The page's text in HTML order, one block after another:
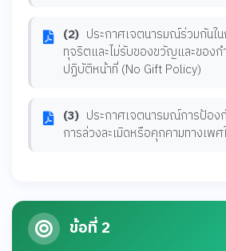
(2) ประกาศเจตนารมณ์ร่วมกันใ
ทุจริตและไม่รับของขวัญและของ
ปฏิบัติหน้าที่ (No Gift Policy)
(3) ประกาศเจตนารมณ์การป้อ
การล่วงละเมิดหรือคุกคามทางเพศ
ข้อที่ 2